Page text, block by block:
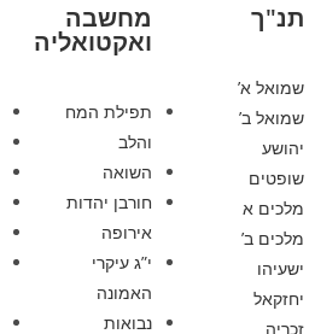
תנ"ך
שמואל א’
שמואל ב’
יהושע
שופטים
מלכים א
מלכים ב’
ישעיהו
יחזקאל
זכריה
מחשבה
ואקטואליה
תפילת המח
והלב
השואה
חורבן יהדות
אירופה
י”ג עיקרי
האמונה
נבואות